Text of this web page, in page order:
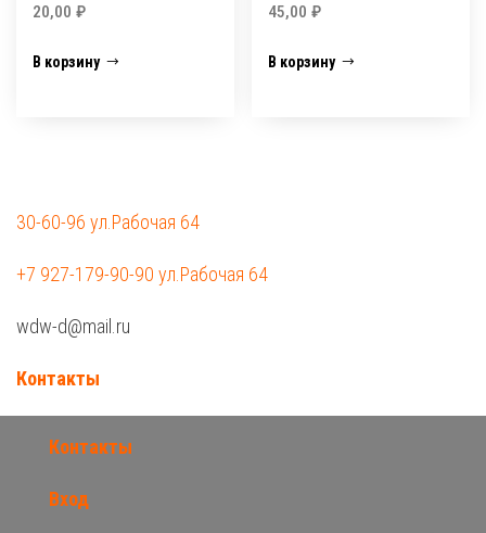
20,00 ₽
В корзину
45,00₽
В корзину
30-60-96 ул.Рабочая 64
+7 927-179-90-90 ул.Рабочая 64
wdw-d@mail.ru
Контакты
Контакты
Вход